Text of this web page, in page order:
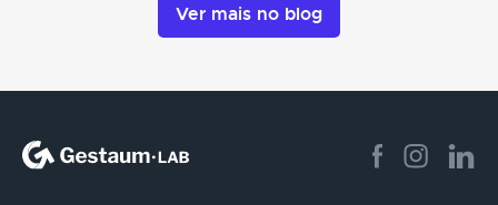
Ver mais no blog